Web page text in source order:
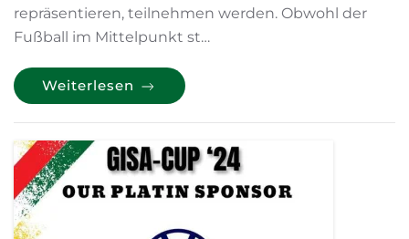
repräsentieren, teilnehmen werden. Obwohl der
Fußball im Mittelpunkt st…
Weiterlesen